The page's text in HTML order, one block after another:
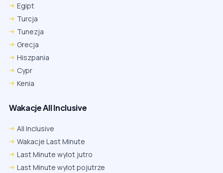
Egipt
Turcja
Tunezja
Grecja
Hiszpania
Cypr
Kenia
Wakacje All Inclusive
All Inclusive
Wakacje Last Minute
Last Minute wylot jutro
Last Minute wylot pojutrze